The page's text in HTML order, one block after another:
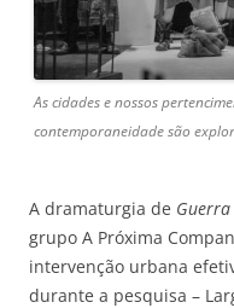
As cidades e nossos
contemporaneidade são
A dramaturgia de Guerra
grupo A Próxima
intervenção urbana
durante a pesquisa –